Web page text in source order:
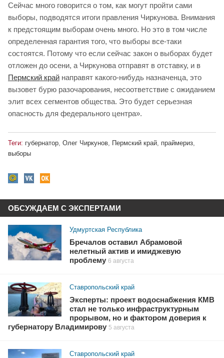
Сейчас много говорится о том, как могут пройти сами
выборы, подводятся итоги правления Чиркунова. Внимания
к предстоящим выборам очень много. Но это в том числе
определенная гарантия того, что выборы все-таки
состоятся. Потому что если сейчас закон о выборах будет
отложен до осени, а Чиркунова отправят в отставку, и в
Пермский край направят какого-нибудь назначенца, это
вызовет бурю разочарования, несоответствие с ожиданием
элит всех сегментов общества. Это будет серьезная
опасность для федерального центра».
Теги: губернатор, Олег Чиркунов, Пермский край, праймериз,
выборы
ОБСУЖДАЕМ С ЭКСПЕРТАМИ
Удмуртская Республика
Бречалов оставил Абрамовой
нелетный актив и имиджевую
проблему 6 августа
Ставропольский край
Эксперты: проект водоснабжения КМВ
стал не только инфраструктурным
прорывом, но и фактором доверия к
губернатору Владимирову 5 августа
Ставропольский край